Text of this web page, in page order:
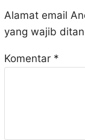
Alamat email
yang wajib
Komentar *